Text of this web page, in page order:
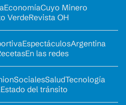
EconomíaCuyo Minero
VerdeRevista OH
EspectáculosArgentina
En las redes
SocialesSaludTecnología
Estado del tránsito